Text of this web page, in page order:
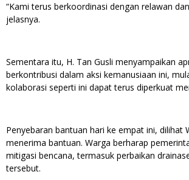
“Kami terus berkoordinasi dengan relawan
jelasnya.
Sementara itu, H. Tan Gusli menyampaikan
berkontribusi dalam aksi kemanusiaan ini,
kolaborasi seperti ini dapat terus diperkuat
Penyebaran bantuan hari ke empat ini,
menerima bantuan. Warga berharap
mitigasi bencana, termasuk perbaikan
tersebut.